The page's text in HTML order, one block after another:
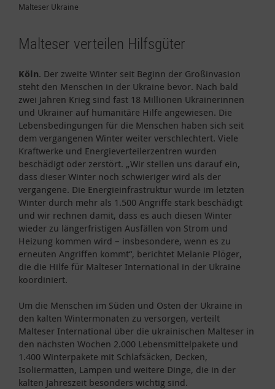
Malteser Ukraine
Malteser verteilen Hilfsgüter
Köln. Der zweite Winter seit Beginn der Großinvasion
steht den Menschen in der Ukraine bevor. Nach bald
zwei Jahren Krieg sind fast 18 Millionen Ukrainerinnen
und Ukrainer auf humanitäre Hilfe angewiesen. Die
Lebensbedingungen für die Menschen haben sich seit
dem vergangenen Winter weiter verschlechtert. Viele
Kraftwerke und Energieverteilerzentren wurden
beschädigt oder zerstört. „Wir stellen uns darauf ein,
dass dieser Winter noch schwieriger wird als der
vergangene. Die Energieinfrastruktur wurde im letzten
Winter durch mehr als 1.500 Angriffe stark beschädigt
und wir rechnen damit, dass es auch diesen Winter
wieder zu längerfristigen Ausfällen von Strom und
Heizung kommen wird – insbesondere, wenn es zu
erneuten Angriffen kommt“, berichtet Melanie Plöger,
die die Hilfe für Malteser International in der Ukraine
koordiniert.
Um die Menschen im Süden und Osten der Ukraine in
den kalten Wintermonaten zu versorgen, verteilt
Malteser International über die ukrainischen Malteser in
den nächsten Wochen 2.000 Lebensmittelpakete und
1.400 Winterpakete mit Schlafsäcken, Decken,
Isoliermatten, Lampen und weitere Dinge, die in der
kalten Jahreszeit besonders wichtig sind.